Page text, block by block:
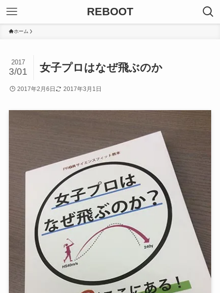
REBOOT
ホーム
女子プロはなぜ飛ぶのか
2017
3/01
2017年2月6日 2017年3月1日